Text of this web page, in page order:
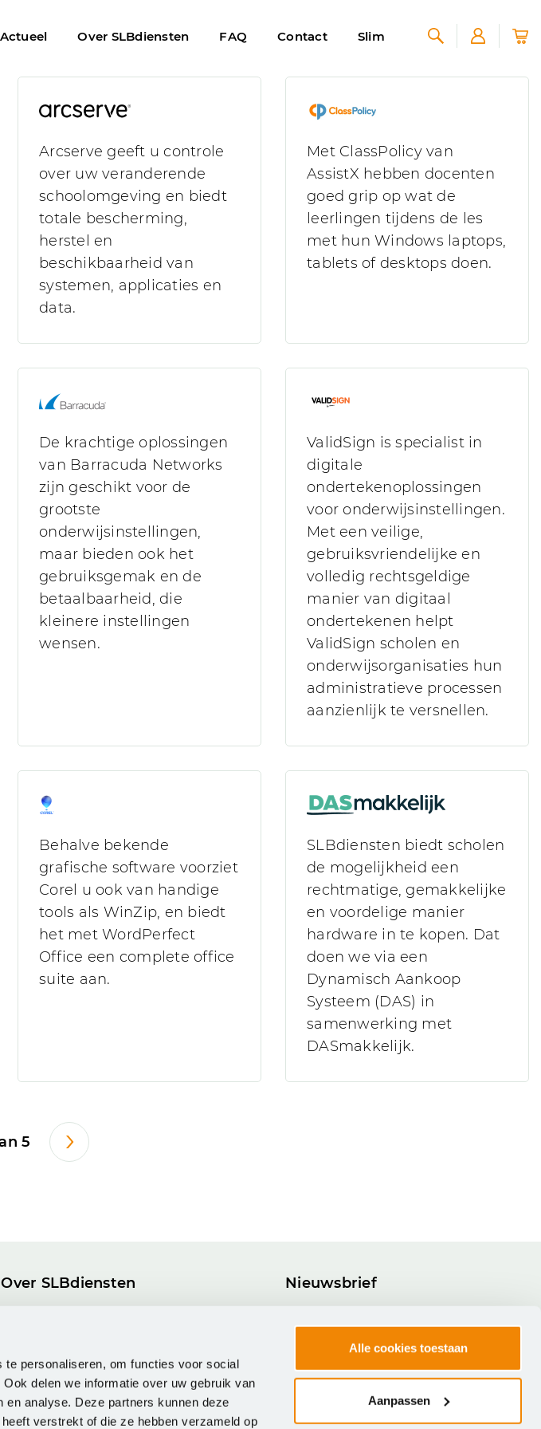
personaliseren, om functies voor social
delen we informatie over uw gebruik van
analyse. Deze partners kunnen deze
verstrekt of die ze hebben verzameld op
Alle cookies toestaan
Aanpassen
Actueel Over SLBdiensten FAQ Contact Slim
Arcserve geeft u controle
over uw veranderende
schoolomgeving en biedt
totale bescherming,
herstel en
beschikbaarheid van
systemen, applicaties en
data.
Met ClassPolicy van
AssistX hebben docenten
goed grip op wat de
leerlingen tijdens de les
met hun Windows laptops,
tablets of desktops doen.
De krachtige oplossingen
van Barracuda Networks
zijn geschikt voor de
grootste
onderwijsinstellingen,
maar bieden ook het
gebruiksgemak en de
betaalbaarheid, die
kleinere instellingen
wensen.
ValidSign is specialist in
digitale
ondertekenoplossingen
voor onderwijsinstellingen.
Met een veilige,
gebruiksvriendelijke en
volledig rechtsgeldige
manier van digitaal
ondertekenen helpt
ValidSign scholen en
onderwijsorganisaties hun
administratieve processen
aanzienlijk te versnellen.
Behalve bekende
grafische software voorziet
Corel u ook van handige
tools als WinZip, en biedt
het met WordPerfect
Office een complete office
suite aan.
SLBdiensten biedt scholen
de mogelijkheid een
rechtmatige, gemakkelijke
en voordelige manier
hardware in te kopen. Dat
doen we via een
Dynamisch Aankoop
Systeem (DAS) in
samenwerking met
DASmakkelijk.
5
Over SLBdiensten
FAQ
Nieuwsbrief
software, trainingen en overige
activiteiten.
Inschrijven